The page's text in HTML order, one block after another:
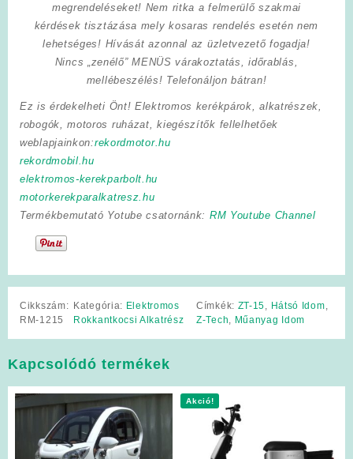
megrendeléseket! Nem ritka a felmerülő szakmai
kérdések tisztázása mely kosaras rendelés esetén nem
lehetséges! Hívását azonnal az üzletvezető fogadja!
Nincs „zenélő” MENÜS várakoztatás, időrablás,
mellébeszélés! Telefonáljon bátran!
Ez is érdekelheti Önt! Elektromos kerékpárok, alkatrészek,
robogók, motoros ruházat, kiegészítők fellelhetőek
weblapjainkon:rekordmotor.hu
rekordmobil.hu
elektromos-kerekparbolt.hu
motorkerekparalkatresz.hu
Termékbemutató Yotube csatornánk: RM Youtube Channel
Cikkszám:
RM-1215
Kategória: Elektromos
Rokkantkocsi Alkatrész
Címkék: ZT-15, Hátsó Idom,
Z-Tech, Műanyag Idom
Kapcsolódó termékek
Akció!